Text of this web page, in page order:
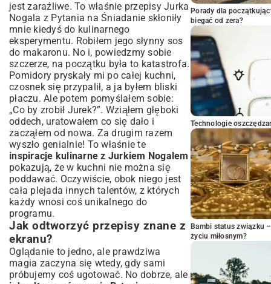
jest zaraźliwe. To właśnie przepisy Jurka
Nogala z Pytania na Śniadanie skłoniły
mnie kiedyś do kulinarnego
eksperymentu. Robiłem jego słynny sos
do makaronu. No i, powiedzmy sobie
szczerze, na początku była to katastrofa.
Pomidory pryskały mi po całej kuchni,
czosnek się przypalił, a ja byłem bliski
płaczu. Ale potem pomyślałem sobie:
„Co by zrobił Jurek?”. Wziąłem głęboki
oddech, uratowałem co się dało i
zacząłem od nowa. Za drugim razem
wyszło genialnie! To właśnie te
inspiracje kulinarne z Jurkiem Nogalem
pokazują, że w kuchni nie można się
poddawać. Oczywiście, obok niego jest
cała plejada innych talentów, z których
każdy wnosi coś unikalnego do
programu.
Jak odtworzyć przepisy znane z
ekranu?
Oglądanie to jedno, ale prawdziwa
magia zaczyna się wtedy, gdy sami
próbujemy coś ugotować. No dobrze, ale
Porady dla
biegać od zera?
Technologie
Bambi status związku
życiu miłosnym?